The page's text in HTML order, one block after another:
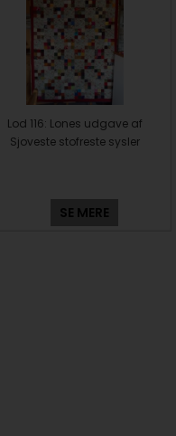
Lod 116: Lones udgave af
Sjoveste stofreste sysler
SE MERE